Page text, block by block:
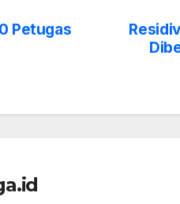
Petugas